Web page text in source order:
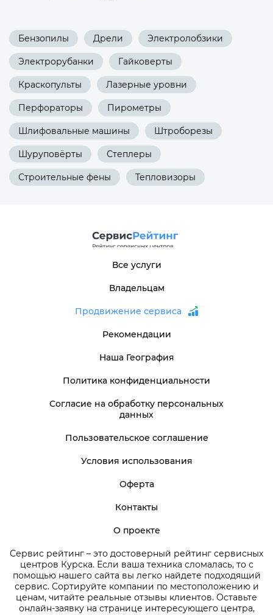
Бензопилы Дрели Электролобзики
Электрорубанки Гайковерты
Краскопульты Лазерные уровни
Перфораторы Пирометры
Шлифовальные машины Штроборезы
Шуруповёрты Степлеры
Строительные фены Тепловизоры
Сервис рейтинг – это достоверный рейтинг сервисных
центров Курска. Если ваша техника сломалась, то с
помощью нашего сайта вы легко найдете подходящий
сервис. Сортируйте компании по местоположению и
ценам, читайте реальные отзывы клиентов. Оставьте
онлайн-заявку на странице интересующего центра,
Все услуги
Владельцам
Продвижение сервиса
Рекомендации
Наша География
Политика конфиденциальности
Согласие на обработку персональных
данных
Пользовательское соглашение
Условия использования
Оферта
Контакты
О проекте